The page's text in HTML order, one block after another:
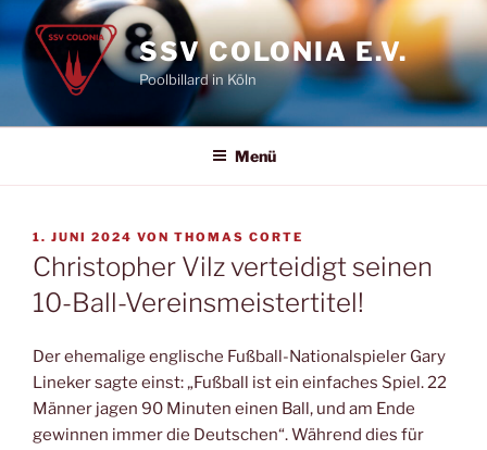
Zum
Inhalt
springen
SSV COLONIA E.V.
Poolbillard in Köln
Menü
VERÖFFENTLICHT
AM
1. JUNI 2024 VON THOMAS CORTE
Christopher Vilz verteidigt seinen
10-Ball-Vereinsmeistertitel!
Der ehemalige englische Fußball-Nationalspieler Gary
Lineker sagte einst: „Fußball ist ein einfaches Spiel. 22
Männer jagen 90 Minuten einen Ball, und am Ende
gewinnen immer die Deutschen“. Während dies für